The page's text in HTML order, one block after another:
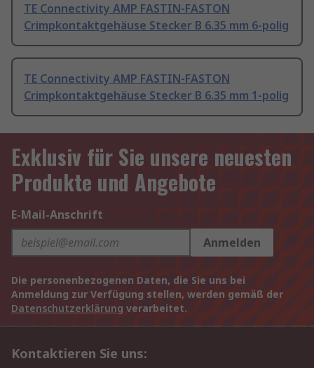
TE Connectivity AMP FASTIN-FASTON
Crimpkontaktgehäuse Stecker B 6.35 mm 6-polig
TE Connectivity AMP FASTIN-FASTON
Crimpkontaktgehäuse Stecker B 6.35 mm 1-polig
Exklusiv für Sie unsere neuesten
Produkte und Angebote
E-Mail-Anschrift
Anmelden
Die personenbezogenen Daten, die Sie uns bei
Anmeldung zur Verfügung stellen, werden gemäß der
Datenschutzerklärung verarbeitet.
Kontaktieren Sie uns: